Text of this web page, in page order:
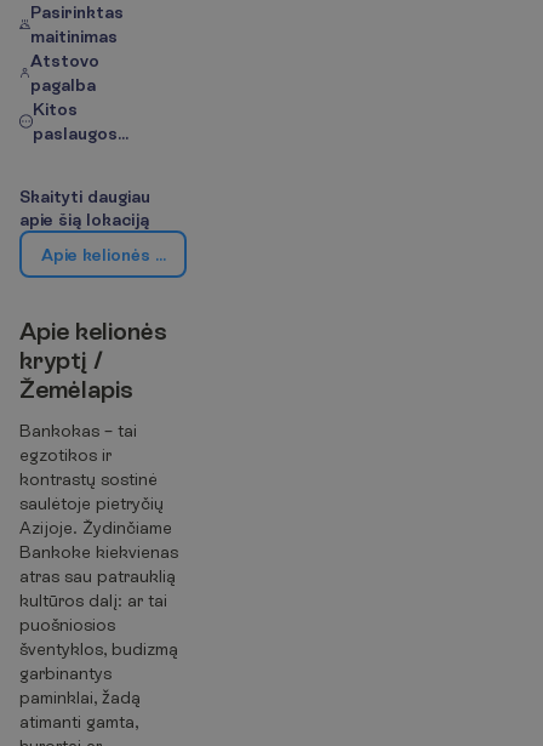
Pasirinktas
maitinimas
Atstovo
pagalba
Kitos
paslaugos...
Skaityti daugiau
apie šią lokaciją
Apie kelionės kr
Apie kelionės
kryptį /
Žemėlapis
Bankokas – tai
egzotikos ir
kontrastų sostinė
saulėtoje pietryčių
Azijoje. Žydinčiame
Bankoke kiekvienas
atras sau patrauklią
kultūros dalį: ar tai
puošniosios
šventyklos, budizmą
garbinantys
paminklai, žadą
atimanti gamta,